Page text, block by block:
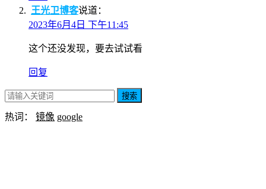
王光卫博客说道：
2023年6月4日 下午11:45
这个还没发现，要去试试看
回复
搜索
热词： 镜像 google